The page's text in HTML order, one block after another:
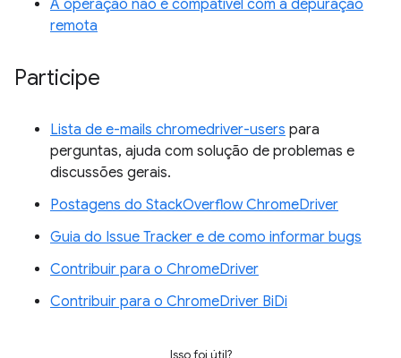
A operação não é compatível com a depuração
remota
Participe
Lista de e-mails chromedriver-users para
perguntas, ajuda com solução de problemas e
discussões gerais.
Postagens do StackOverflow ChromeDriver
Guia do Issue Tracker e de como informar bugs
Contribuir para o ChromeDriver
Contribuir para o ChromeDriver BiDi
Isso foi útil?